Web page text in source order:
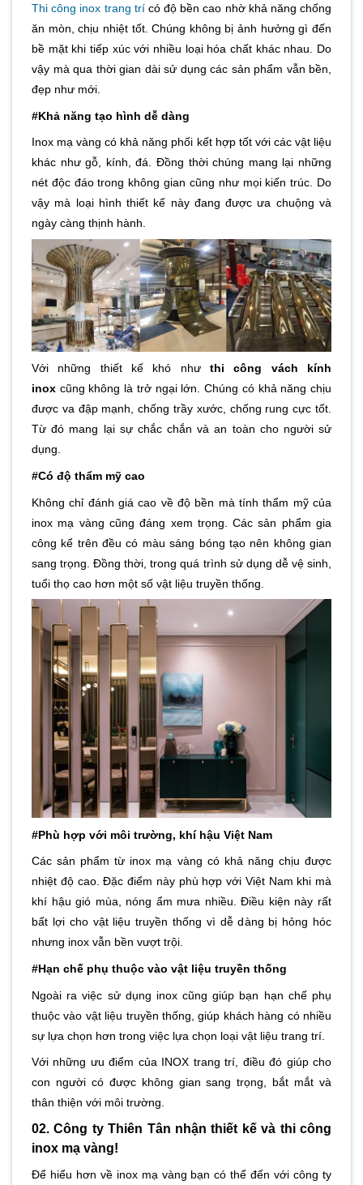
Thi công inox trang trícó độ bền cao nhờ khả năng chống
ăn mòn, chịu nhiệt tốt. Chúng không bị ảnh hưởng gì đến
bề mặt khi tiếp xúc với nhiều loại hóa chất khác nhau. Do
vậy mà qua thời gian dài sử dụng các sản phẩm vẫn bền,
đẹp như mới.
#Khả năng tạo hình dễ dàng
Inox mạ vàng có khả năng phối kết hợp tốt với các vật liệu
khác như gỗ, kính, đá. Đồng thời chúng mang lại những
nét độc đáo trong không gian cũng như mọi kiến trúc. Do
vậy mà loại hình thiết kế này đang được ưa chuộng và
ngày càng thịnh hành.
Với những thiết kế khó như thi công vách kính
inox cũng không là trở ngại lớn. Chúng có khả năng chịu
được va đập mạnh, chống trầy xước, chống rung cực tốt.
Từ đó mang lại sự chắc chắn và an toàn cho người sử
dụng.
#Có độ thẩm mỹ cao
Không chỉ đánh giá cao về độ bền mà tính thẩm mỹ của
inox mạ vàng cũng đáng xem trọng. Các sản phẩm gia
công kể trên đều có màu sáng bóng tạo nên không gian
sang trọng. Đồng thời, trong quá trình sử dụng dễ vệ sinh,
tuổi thọ cao hơn một số vật liệu truyền thống.
#Phù hợp với môi trường, khí hậu Việt Nam
Các sản phẩm từ inox mạ vàng có khả năng chịu được
nhiệt độ cao. Đặc điểm này phù hợp với Việt Nam khi mà
khí hậu gió mùa, nóng ẩm mưa nhiều. Điều kiện này rất
bất lợi cho vật liệu truyền thống vì dễ dàng bị hỏng hóc
nhưng inox vẫn bền vượt trội.
#Hạn chế phụ thuộc vào vật liệu truyền thống
Ngoài ra việc sử dụng inox cũng giúp bạn hạn chế phụ
thuộc vào vật liệu truyền thống, giúp khách hàng có nhiều
sự lựa chọn hơn trong việc lựa chọn loại vật liệu trang trí.
Với những ưu điểm của INOX trang trí, điều đó giúp cho
con người có được không gian sang trọng, bắt mắt và
thân thiện với môi trường.
02. Công ty Thiên Tân nhận thiết kế và thi công
inox mạ vàng!
Để hiểu hơn về inox mạ vàng bạn có thể đến với công ty